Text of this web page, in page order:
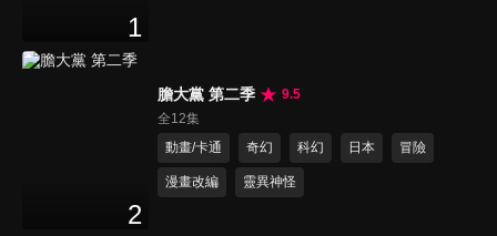
1
2
膽大黨 第二季
9.5
全12集
動畫/卡通
奇幻 科幻 日本 冒險
漫畫改編 靈異神怪